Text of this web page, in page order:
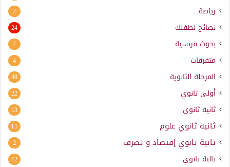
رياضة 2
نصائح لطفلك 24
بحوث فرنسية 7
متفرقات 4
المرحلة الثانوية 49
أولى ثانوي 22
ثانية ثانوي 13
ثانية ثانوي علوم 11
ثانية ثانوي إقتصاد و تصرف 2
ثالثة ثانوي 12